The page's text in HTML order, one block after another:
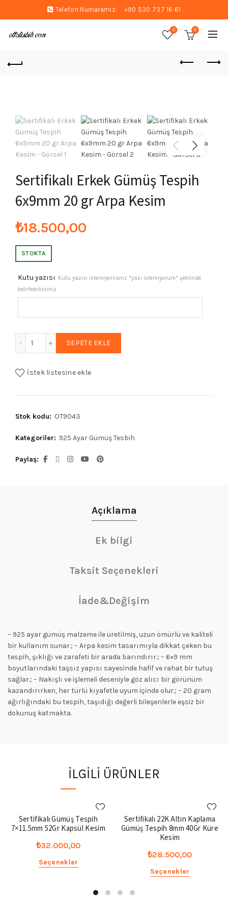
Telefon Numaramız: +90 530 737 16 61
0 0
Sertifikalı Erkek Gümüş Tespih
6x9mm 20 gr Arpa Kesim
₺18.500,00
STOKTA
Kutu yazısı
Kutu yazısı istemiyorsanız *yazı istemiyorum* şeklinde
belirtebilirsiniz.
SEPETE EKLE
İstek listesine ekle
Stok kodu: OT9043
Kategoriler: 925 Ayar Gümüş Tesbih
Paylaş
Açıklama
Ek bilgi
Taksit Seçenekleri
İade&Değişim
– 925 ayar gümüş malzeme ile üretilmiş, uzun ömürlü ve kaliteli
bir kullanım sunar.; – Arpa kesim tasarımıyla dikkat çeken bu
tespih, şıklığı ve zarafeti bir arada barındırır.; – 6×9 mm
boyutlarındaki taşsız yapısı sayesinde hafif ve rahat bir tutuş
sağlar.; – Nakışlı ve işlemeli deseniyle göz alıcı bir görünüm
kazandırırken, her türlü kıyafetle uyum içinde olur.; – 20 gram
ağırlığındaki bu tespih, taşıdığı değerli bileşenlerle eşsiz bir
dokunuş katmakta.
İLGILI ÜRÜNLER
Sertifikalı Gümüş Tespih
7×11.5mm 52Gr Kapsül Kesim
₺32.000,00
Seçenekler
Sertifikalı 22K Altın Kaplama
Gümüş Tespih 8mm 40Gr Küre
Kesim
₺28.500,00
Seçenekler